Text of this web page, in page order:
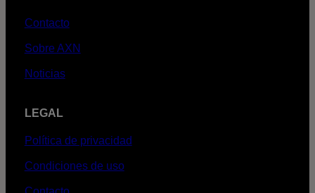
Contacto
Sobre AXN
Noticias
LEGAL
Política de privacidad
Condiciones de uso